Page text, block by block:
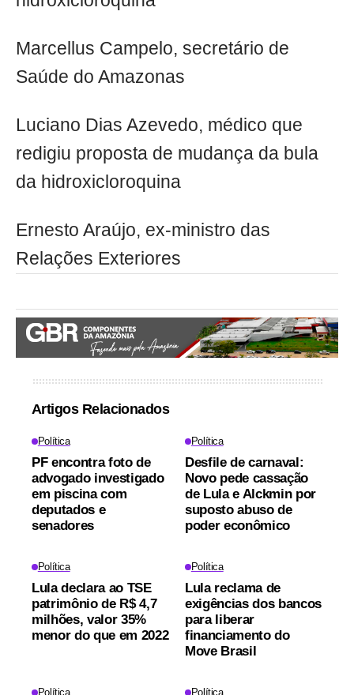
Marcellus Campelo, secretário de
Saúde do Amazonas
Luciano Dias Azevedo, médico que
redigiu proposta de mudança da bula
da hidroxicloroquina​
Ernesto Araújo, ex-ministro das
Relações Exteriores​
Artigos Relacionados
Política
PF encontra foto de
advogado investigado
em piscina com
deputados e
senadores
Política
Desfile de carnaval:
Novo pede cassação
de Lula e Alckmin por
suposto abuso de
poder econômico
Política
Lula declara ao TSE
patrimônio de R$ 4,7
milhões, valor 35%
menor do que em 2022
Política
Lula reclama de
exigências dos bancos
para liberar
financiamento do
Move Brasil
Política Política